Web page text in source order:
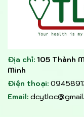
Địa chỉ: 105 Thành
Minh
Điện thoại:
Email: